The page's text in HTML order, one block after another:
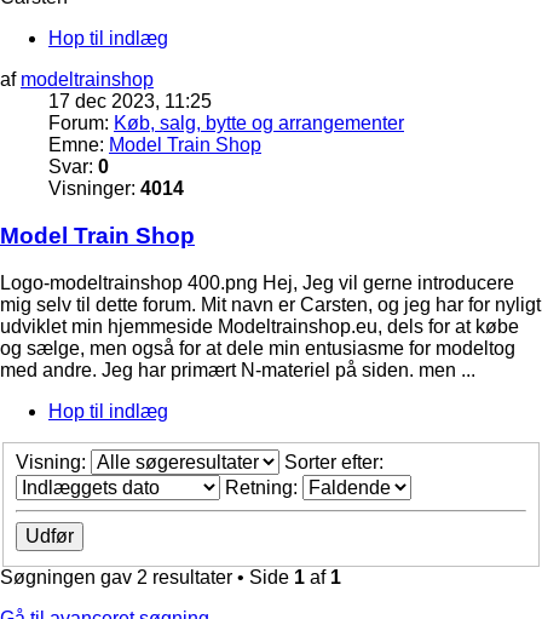
Hop til indlæg
af modeltrainshop
17 dec 2023, 11:25
Forum: Køb, salg, bytte og arrangementer
Emne: Model Train Shop
Svar: 0
Visninger: 4014
Model Train Shop
Logo-modeltrainshop 400.png Hej, Jeg vil gerne introducere
mig selv til dette forum. Mit navn er Carsten, og jeg har for nyligt
udviklet min hjemmeside Modeltrainshop.eu, dels for at købe
og sælge, men også for at dele min entusiasme for modeltog
med andre. Jeg har primært N-materiel på siden. men ...
Hop til indlæg
Visning:
Sorter efter:
Retning:
Søgningen gav 2 resultater • Side 1 af 1